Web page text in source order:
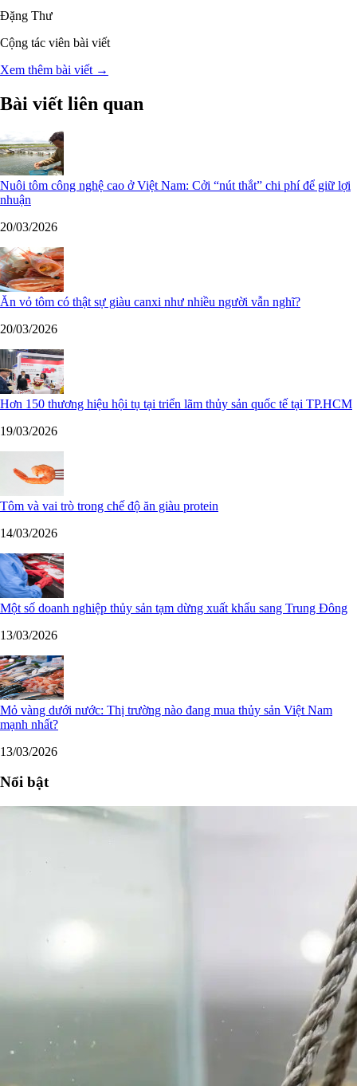
Đặng Thư
Cộng tác viên bài viết
Xem thêm bài viết →
Bài viết liên quan
Nuôi tôm công nghệ cao ở Việt Nam: Cởi “nút thắt” chi phí để giữ lợi
nhuận
20/03/2026
Ăn vỏ tôm có thật sự giàu canxi như nhiều người vẫn nghĩ?
20/03/2026
Hơn 150 thương hiệu hội tụ tại triển lãm thủy sản quốc tế tại TP.HCM
19/03/2026
Tôm và vai trò trong chế độ ăn giàu protein
14/03/2026
Một số doanh nghiệp thủy sản tạm dừng xuất khẩu sang Trung Đông
13/03/2026
Mỏ vàng dưới nước: Thị trường nào đang mua thủy sản Việt Nam
mạnh nhất?
13/03/2026
Nổi bật